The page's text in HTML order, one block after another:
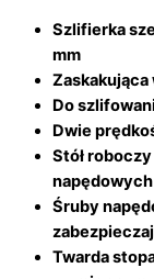
Szlifierka
mm
Zaskakująca
Do
Dwie
Stół
napędowych
Śruby
Twarda